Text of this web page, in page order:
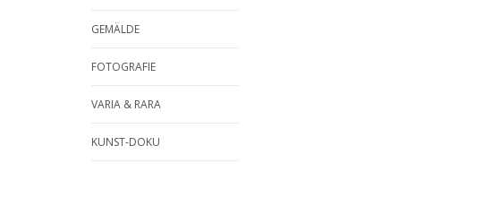
GEMÄLDE
FOTOGRAFIE
VARIA & RARA
KUNST-DOKU